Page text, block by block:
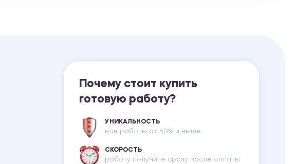
Почему стоит купить
готовую работу?
УНИКАЛЬНОСТЬ
все работы от 50% и выше
СКОРОСТЬ
работу получите сразу после оплаты